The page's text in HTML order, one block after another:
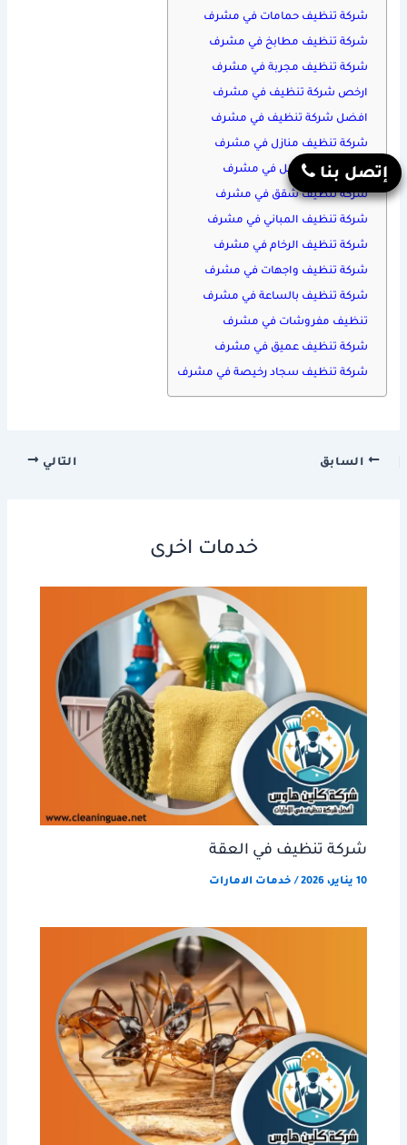
شركة تنظيف حمامات في مشرف
شركة تنظيف مطابخ في مشرف
شركة تنظيف مجربة في مشرف
ارخص شركة تنظيف في مشرف
افضل شركة تنظيف في مشرف
شركة تنظيف منازل في مشرف
شركة تنظيف فلل في مشرف
شركة تنظيف شقق في مشرف
شركة تنظيف المباني في مشرف
شركة تنظيف الرخام في مشرف
شركة تنظيف واجهات في مشرف
شركة تنظيف بالساعة في مشرف
تنظيف مفروشات في مشرف
شركة تنظيف عميق في مشرف
شركة تنظيف سجاد رخيصة في مشرف
السابق التالي
خدمات اخرى
شركة تنظيف في العقة
10 يناير، 2026 / خدمات الامارات
إتصل بنا